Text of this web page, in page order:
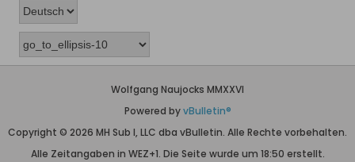
Wolfgang Naujocks MMXXVI
Powered byvBulletin®
Copyright © 2026 MH Sub I, LLC dba vBulletin. Alle Rechte vorbehalten.
Alle Zeitangaben in WEZ+1. Die Seite wurde um 18:50 erstellt.